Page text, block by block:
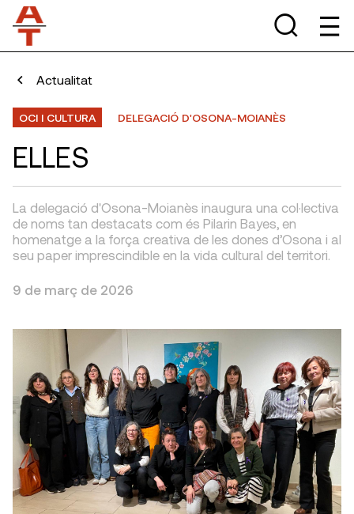
Actualitat
OCI I CULTURA DELEGACIÓ D'OSONA-MOIANÈS
ELLES
La delegació d'Osona-Moianès inaugura una col·lectiva
de noms tan destacats com és Pilarin Bayes, en
homenatge a la força creativa de les dones d’Osona i al
seu paper imprescindible en la vida cultural del territori.
9 de març de 2026